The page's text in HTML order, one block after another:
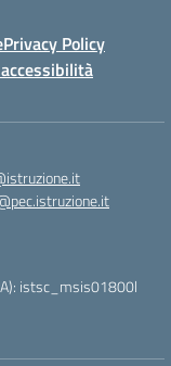
Privacy Policy
istsc_msis01800l